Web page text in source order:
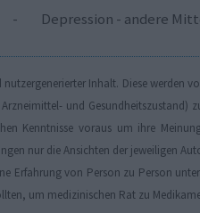
- Depression - andere
Inhalt. Diese werden
und Gesundheitszustand)
Kenntnisse voraus um ihre
nur die Ansichten der jeweiligen
Erfahrung von Person zu Person
um medizinischen Rat zu